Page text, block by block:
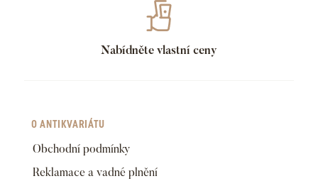
Nabídněte vlastní ceny
O ANTIKVARIÁTU
Obchodní podmínky
Reklamace a vadné plnění